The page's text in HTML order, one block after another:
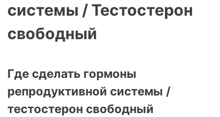
системы / Тестостерон
свободный
Где сделать гормоны
репродуктивной системы /
тестостерон свободный